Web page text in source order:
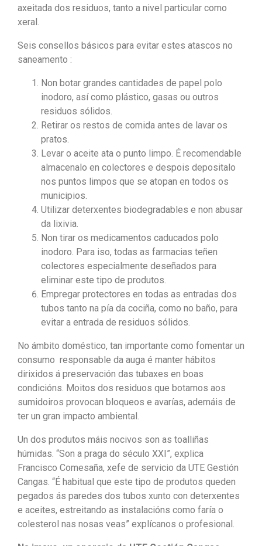
axeitada dos residuos, tanto a nivel particular como
xeral.
Seis consellos básicos para evitar estes atascos no
saneamento :
Non botar grandes cantidades de papel polo
inodoro, así como plástico, gasas ou outros
residuos sólidos.
Retirar os restos de comida antes de lavar os
pratos.
Levar o aceite ata o punto limpo. É recomendable
almacenalo en colectores e despois depositalo
nos puntos limpos que se atopan en todos os
municipios.
Utilizar deterxentes biodegradables e non abusar
da lixivia.
Non tirar os medicamentos caducados polo
inodoro. Para iso, todas as farmacias teñen
colectores especialmente deseñados para
eliminar este tipo de produtos.
Empregar protectores en todas as entradas dos
tubos tanto na pía da cociña, como no baño, para
evitar a entrada de residuos sólidos.
No ámbito doméstico, tan importante como fomentar un
consumo responsable da auga é manter hábitos
dirixidos á preservación das tubaxes en boas
condicións. Moitos dos residuos que botamos aos
sumidoiros provocan bloqueos e avarías, ademáis de
ter un gran impacto ambiental.
Un dos produtos máis nocivos son as toalliñas
húmidas. “Son a praga do século XXI”, explica
Francisco Comesaña, xefe de servicio da UTE Gestión
Cangas. “É habitual que este tipo de produtos queden
pegados ás paredes dos tubos xunto con deterxentes
e aceites, estreitando as instalacións como faría o
colesterol nas nosas veas” explícanos o profesional.